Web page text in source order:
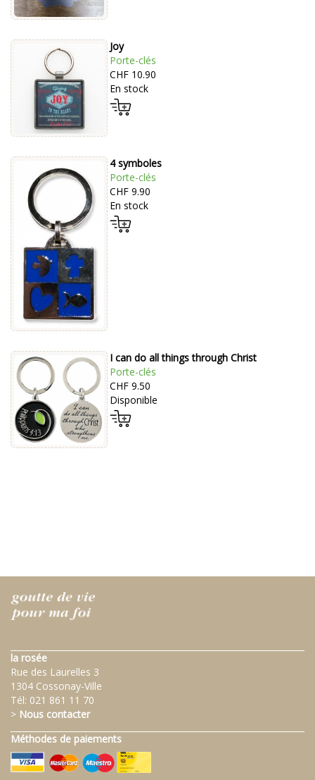
Joy
Porte-clés
CHF 10.90
En stock
4 symboles
Porte-clés
CHF 9.90
En stock
I can do all things through Christ
Porte-clés
CHF 9.50
Disponible
la rosée
Rue des Laurelles 3
1304 Cossonay-Ville
Tél: 021 861 11 70
> Nous contacter
Méthodes de paiements